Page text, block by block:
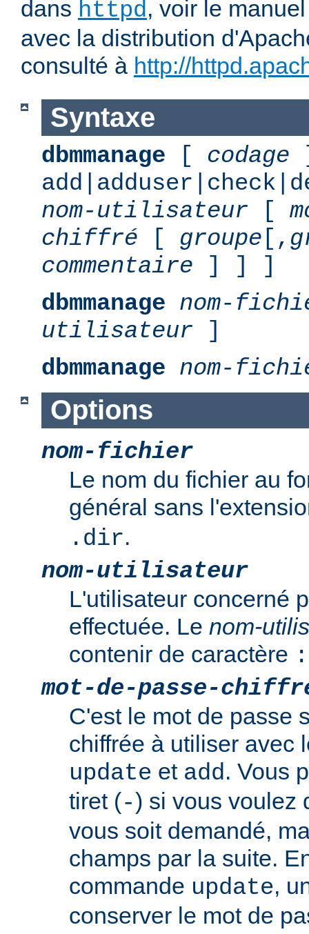
dans httpd, voir le
avec la distribution
consulté à http://
Syntaxe
dbmmanage [ codage
nom-utilisateur [
chiffré [ groupe [,
commentaire ] ] ]
dbmmanage nom-
utilisateur ]
dbmmanage nom-
Options
nom-fichier
Le nom du fichier au
général sans
.dir.
nom-utilisateur
L'utilisateur concerné
effectuée. Le nom-
contenir de caractère :
mot-de-passe-
C'est le mot de passe
chiffrée à utiliser avec
update et add. Vous
tiret (-) si vous voulez
vous soit demandé,
champs par la suite.
commande update,
conserver le mot de